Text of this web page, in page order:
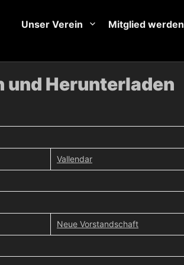
Unser Verein Mitglied werden
und Herunterladen
Vallendar
Neue Vorstandschaft